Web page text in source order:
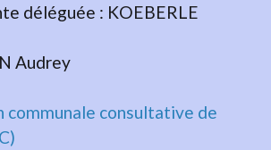
: KOEBERLE
communale consultative de